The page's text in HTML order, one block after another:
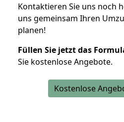
Kontaktieren Sie uns noch
uns gemeinsam Ihren
planen!
Füllen Sie jetzt das
Sie kostenlose Angebote.
Kostenlose